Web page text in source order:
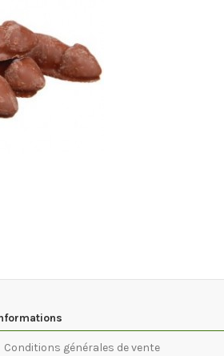
Conditions générales de vente